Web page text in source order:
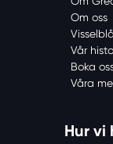
Om oss
Vår
Boka
Våra
Hur vi